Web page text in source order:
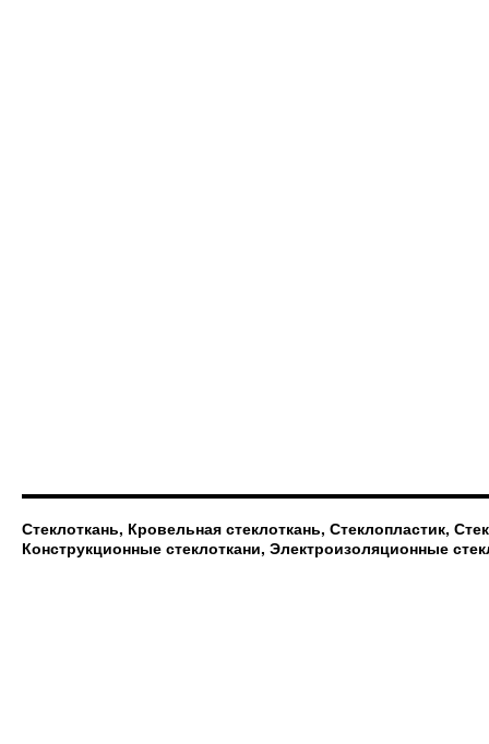
Стеклоткань, Кровельная стеклоткань, Стеклопластик,
Конструкционные стеклоткани, Электроизоляционные